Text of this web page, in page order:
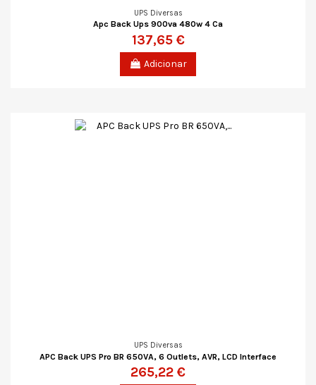
UPS Diversas
Apc Back Ups 900va 480w 4 Ca
137,65 €
Adicionar
UPS Diversas
APC Back UPS Pro BR 650VA, 6 Outlets, AVR, LCD Interface
265,22 €